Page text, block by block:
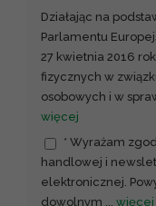
Działając na
Parlamentu
27 kwietnia 2016
fizycznych w
osobowych i w
więcej
* Wyrażam
handlowej i
elektronicznej.
dowolnym ... więcej